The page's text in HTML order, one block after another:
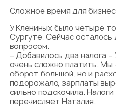
Сложное время для
У Клениных было четыре
Сургуте. Сейчас осталось
вопросом.
– Добавилось два налога
очень сложно платить. Мы
оборот большой, но и
подорожало, зарплаты
сильно подскочила.
перечисляет Наталия.